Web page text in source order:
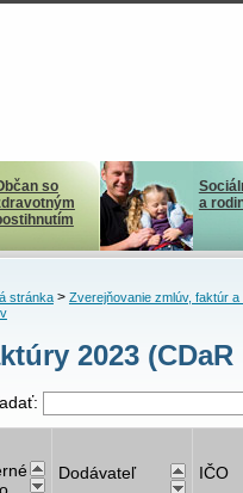
so
a
stránka> Zverejňovanie zmlúv, faktúr a
2023
Dodávateľ IČO